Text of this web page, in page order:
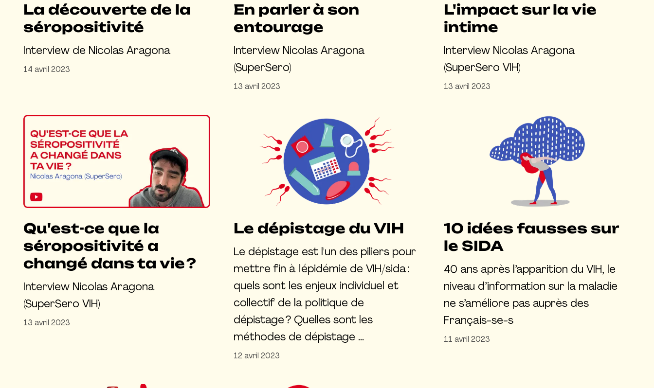
La découverte de la
séropositivité
Interview de Nicolas Aragona
14 avril 2023
En parler à son
entourage
Interview Nicolas Aragona
(SuperSero)
13 avril 2023
L'impact sur la vie
intime
Interview Nicolas Aragona
(SuperSero VIH)
13 avril 2023
Qu'est-ce que la
séropositivité a
changé dans ta vie ?
Interview Nicolas Aragona
(SuperSero VIH)
13 avril 2023
Le dépistage du VIH
Le dépistage est l'un des piliers pour
mettre fin à l'épidémie de VIH/sida :
quels sont les enjeux individuel et
collectif de la politique de
dépistage ? Quelles sont les
méthodes de dépistage …
12 avril 2023
10 idées fausses sur
le SIDA
40 ans après l’apparition du VIH, le
niveau d’information sur la maladie
ne s’améliore pas auprès des
Français-se-s
11 avril 2023